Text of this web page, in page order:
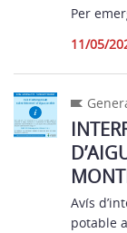
Per
11/05/
Avís
potable